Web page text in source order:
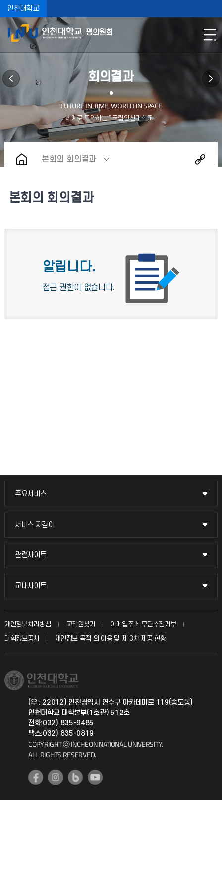
인천대학교
평의원회
회의결과
본회의 회의결과
본회의 회의결과
알립니다.
접근 권한이 없습니다.
주요서비스
주요서비스
교무회의방송
입학안내
취업정보(학생)
서비스 지킴이
서비스 지킴이
묻고 답하기
칭찬마당
학생서비스 지킴이
관련사이트
관련사이트
국방헬프콜
총동문회
교내사이트
교내사이트
교수회
교육혁신본부
국제지원과
공자아카데미
기초교육원
개인정보처리방침 교직원찾기
이메일주소 무단수집거부
대학정보공시
개인정보 목적 외 이용 및 제 3차 제공 현황
(우 : 22012) 인천광역시 연수구 아카데미로 119(송도동)
인천대학교 대학본부(1호관) 512호
전화:032) 835-9485
팩스:032) 835-0819
COPYRIGHT ⓒ INCHEON NATIONAL UNIVERSITY.
ALL RIGHTS RESERVED.